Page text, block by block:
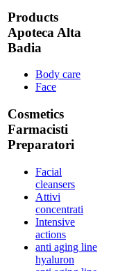
Products
Apoteca Alta
Badia
Body care
Face
Cosmetics
Farmacisti
Preparatori
Facial
cleansers
Attivi
concentrati
Intensive
actions
anti aging line
hyaluron